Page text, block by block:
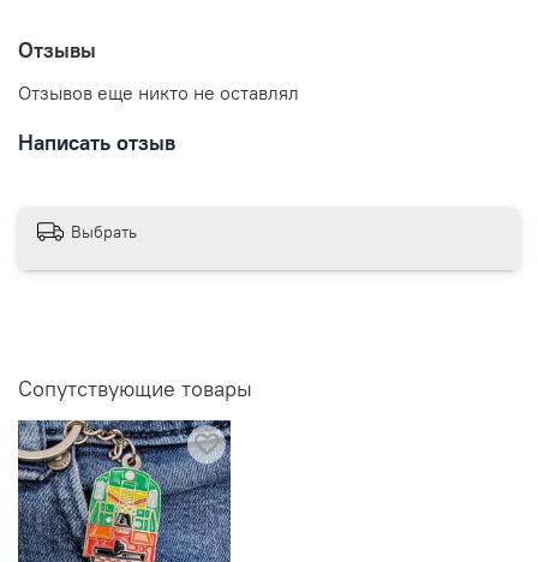
заказа.
Отзывы
Отзывов еще никто не оставлял
Написать отзыв
Выбрать
Сопутствующие товары